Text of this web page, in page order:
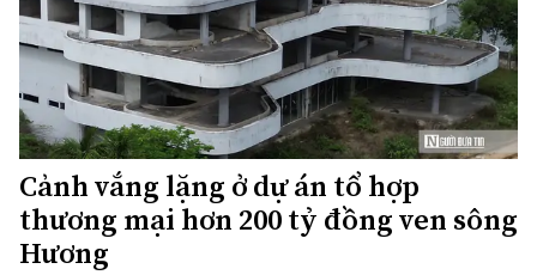
Cảnh vắng lặng ở dự án tổ hợp
thương mại hơn 200 tỷ đồng ven sông
Hương